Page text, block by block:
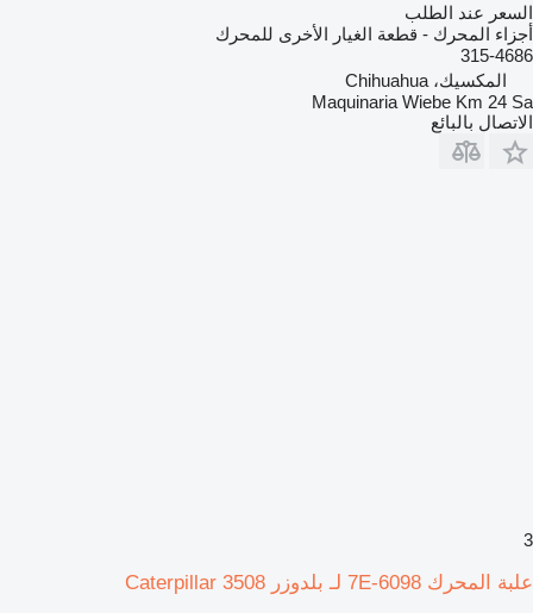
السعر عند الطلب
أجزاء المحرك - قطعة الغيار الأخرى للمحرك
315-4686
المكسيك، Chihuahua
Maquinaria Wiebe Km 24 Sa
الاتصال بالبائع
3
علبة المحرك 7E-6098 لـ بلدوزر Caterpillar 3508